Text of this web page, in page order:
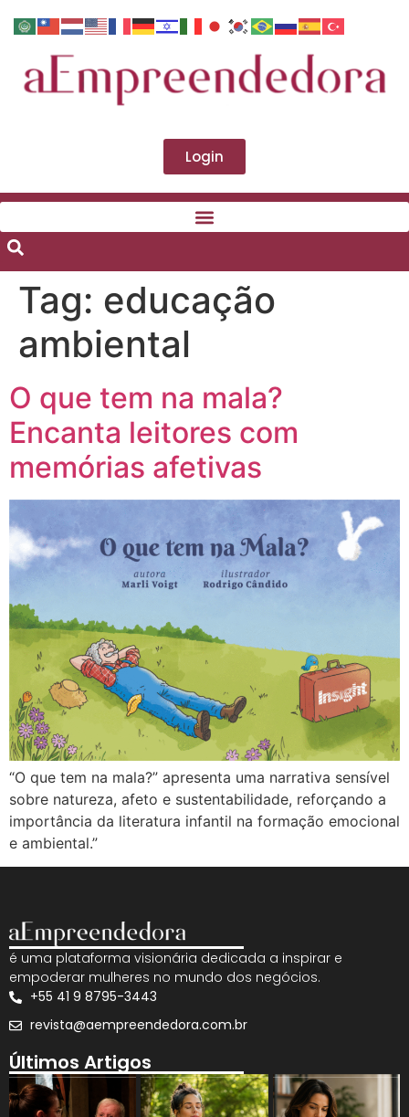
Login
Tag: educação
ambiental
O que tem na mala?
Encanta leitores com
memórias afetivas
“O que tem na mala?” apresenta uma narrativa sensível
sobre natureza, afeto e sustentabilidade, reforçando a
importância da literatura infantil na formação emocional
e ambiental.”
é uma plataforma visionária dedicada a inspirar e
empoderar mulheres no mundo dos negócios.
+55 41 9 8795-3443
revista@aempreendedora.com.br
Últimos Artigos